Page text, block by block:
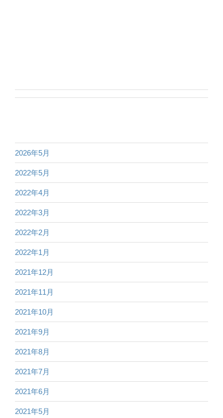
2026年5月
2022年5月
2022年4月
2022年3月
2022年2月
2022年1月
2021年12月
2021年11月
2021年10月
2021年9月
2021年8月
2021年7月
2021年6月
2021年5月